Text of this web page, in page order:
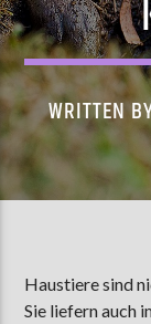
AKTUELLER TRACK
NEVER
SAMPA THE
00:00
WRITTEN
Haustiere sind
Sie liefern auch